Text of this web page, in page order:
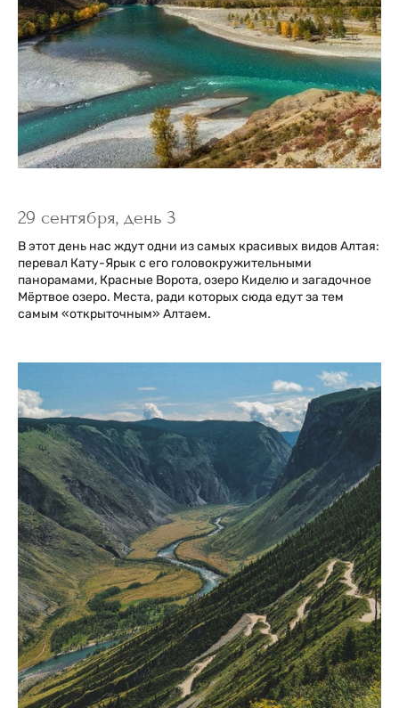
29 сентября, день 3
В этот день нас ждут одни из самых красивых видов Алтая:
перевал Кату-Ярык с его головокружительными
панорамами, Красные Ворота, озеро Киделю и загадочное
Мёртвое озеро. Места, ради которых сюда едут за тем
самым «открыточным» Алтаем.